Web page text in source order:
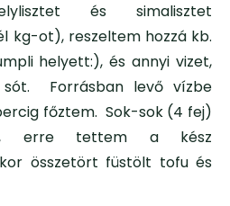
és simalisztet
kg-ot), reszeltem hozzá kb.
helyett:), és annyi vizet,
Forrásban levő vízbe
főztem. Sok-sok (4 fej)
erre tettem a kész
összetört füstölt tofu és